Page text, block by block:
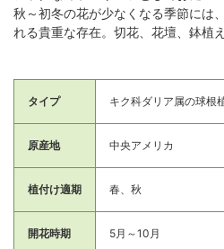
秋～初冬の花が少なくなる季節には
れる貴重な存在。切花、花壇、鉢植
タイプ キク科ダリア属の球根
原産地 中央アメリカ
植付け適期 春、秋
開花時期 5月～10月